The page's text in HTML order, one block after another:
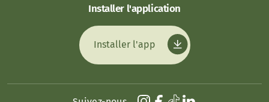
Installer l'application
Installer l'app